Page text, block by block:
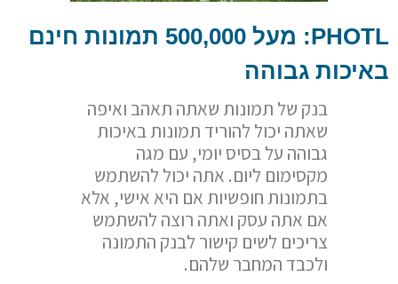
PHOTL
: מעל 500,000 תמונות חינם
באיכות גבוהה
בנק של תמונות שאתה תאהב ואיפה
שאתה יכול להוריד תמונות באיכות
גבוהה על בסיס יומי, עם מגה
מקסימום ליום. אתה יכול להשתמש
בתמונות חופשיות אם היא אישי, אלא
אם אתה עסק ואתה רוצה להשתמש
צריכים לשים קישור לבנק התמונה
ולכבד המחבר שלהם.